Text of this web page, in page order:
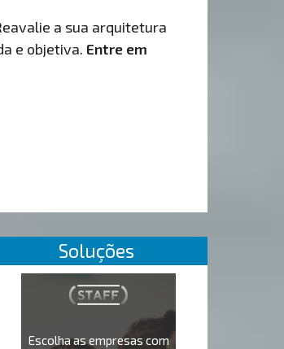
a sua arquitetura
e objetiva. Entre em
Soluções
Escolha as empresas com